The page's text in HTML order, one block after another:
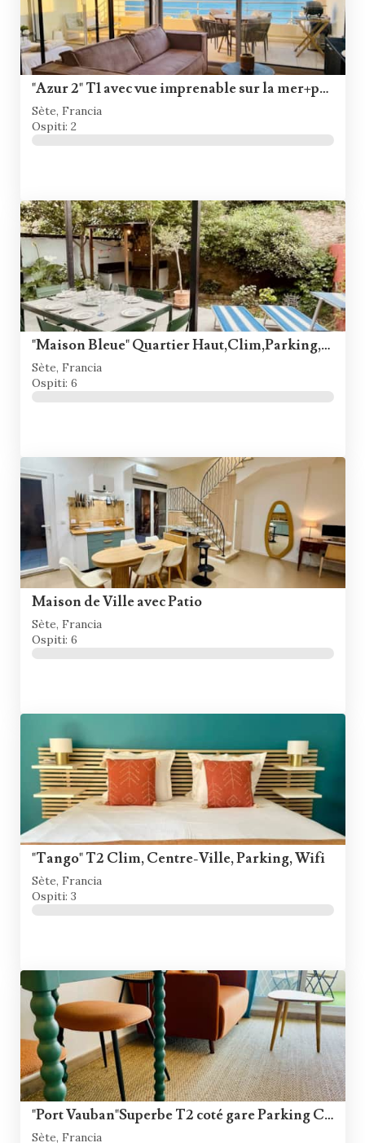
"Azur 2" T1 avec vue imprenable sur la mer+parking
Sète, Francia
Ospiti: 2
"Maison Bleue" Quartier Haut,Clim,Parking,Jardin
Sète, Francia
Ospiti: 6
Maison de Ville avec Patio
Sète, Francia
Ospiti: 6
"Tango" T2 Clim, Centre-Ville, Parking, Wifi
Sète, Francia
Ospiti: 3
"Port Vauban"Superbe T2 coté gare Parking Clim Wifi Terrasse
Sète, Francia